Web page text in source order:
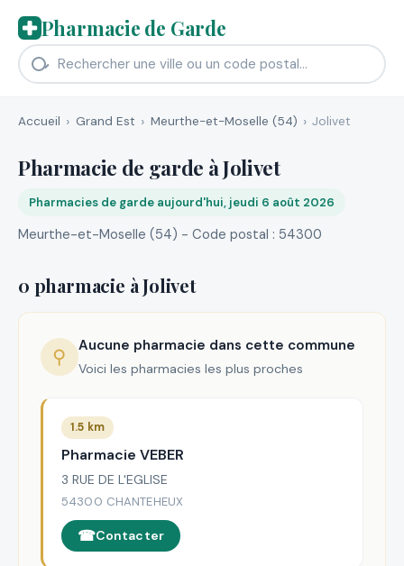
Pharmacie de Garde
Accueil Grand Est Meurthe-et-Moselle (54) Jolivet
Pharmacie de garde à Jolivet
Pharmacies de garde aujourd'hui, jeudi 6 août 2026
Meurthe-et-Moselle (54) - Code postal : 54300
0 pharmacie à Jolivet
⚲ Aucune pharmacie dans cette commune
Voici les pharmacies les plus proches
1.5 km
Pharmacie VEBER
3 RUE DE L'EGLISE
54300 CHANTEHEUX
Contacter